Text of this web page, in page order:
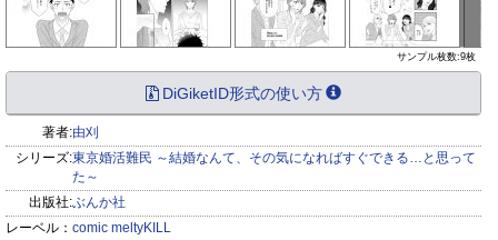
サンプル枚数:9枚
DiGiketID形式の使い方
著者:由刈
シリーズ:東京婚活難民 ～結婚なんて、その気になればすぐできる…と思って
た～
出版社:ぶんか社
レーベル： comic meltyKILL